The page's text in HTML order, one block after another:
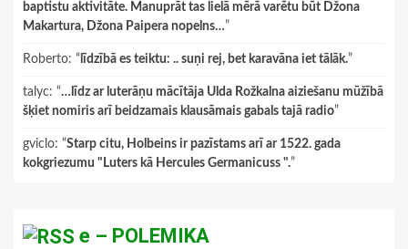
baptistu aktivitāte. Manuprāt tas lielā mērā varētu būt Džona
Makartura, Džona Paipera nopelns…”
Roberto: “ līdzībā es teiktu: .. suņi rej, bet karavāna iet tālāk.”
talyc: “…līdz ar luterāņu mācītāja Ulda Rožkalna aiziešanu mūžībā
šķiet nomiris arī beidzamais klausāmais gabals tajā radio”
gviclo: “Starp citu, Holbeins ir pazīstams arī ar 1522. gada
kokgriezumu "Luters kā Hercules Germanicuss ".”
e – POLEMIKA